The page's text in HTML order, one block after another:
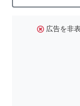
広告を非